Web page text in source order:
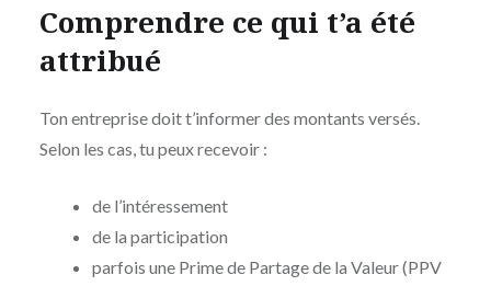
Comprendre ce qui t’a été
attribué
Ton entreprise doit t’informer des montants versés.
Selon les cas, tu peux recevoir :
de l’intéressement
de la participation
parfois une Prime de Partage de la Valeur (PPV